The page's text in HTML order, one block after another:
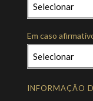
Selecionar
Em caso
Selecionar
INFORMAÇÃO